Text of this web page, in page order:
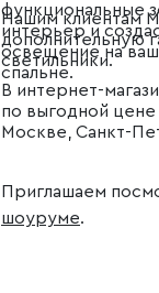
функциональные
интерьер и
освещение на
спальне.
Нашим клиентам
дополнительную
светильники.
В интернет-
по выгодной цене
Москве, Санкт-
Приглашаем
шоуруме.